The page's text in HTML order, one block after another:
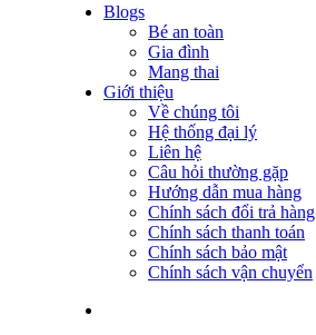
Blogs
Bé an toàn
Gia đình
Mang thai
Giới thiệu
Về chúng tôi
Hệ thống đại lý
Liên hệ
Câu hỏi thường gặp
Hướng dẫn mua hàng
Chính sách đổi trả hàng
Chính sách thanh toán
Chính sách bảo mật
Chính sách vận chuyển